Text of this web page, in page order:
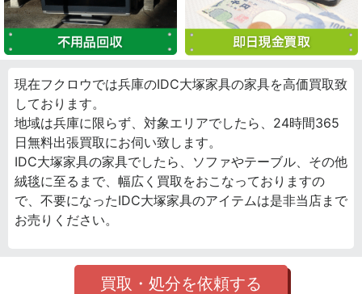
現在フクロウでは兵庫のIDC大塚家具の家具を高価買取致
しております。
地域は兵庫に限らず、対象エリアでしたら、24時間365
日無料出張買取にお伺い致します。
IDC大塚家具の家具でしたら、ソファやテーブル、その他
絨毯に至るまで、幅広く買取をおこなっておりますの
で、不要になったIDC大塚家具のアイテムは是非当店まで
お売りください。
買取・処分を依頼する